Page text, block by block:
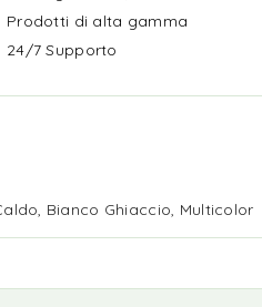
Prodotti di alta gamma
24/7 Supporto
Bianco Ghiaccio, Multicolor